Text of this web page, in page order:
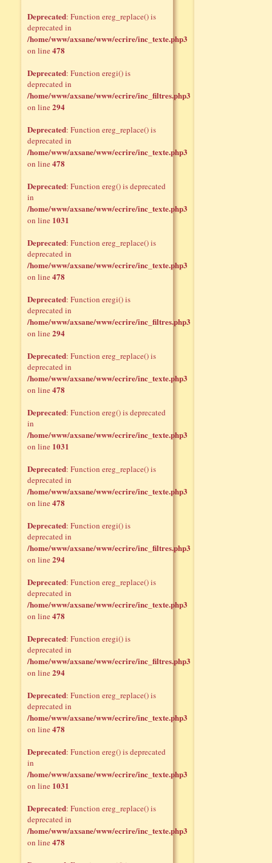
Deprecated: Function ereg_replace() is
deprecated in
/home/www/axsane/www/ecrire/inc_texte.php3
on line478
Deprecated: Function eregi() is
deprecated in
/home/www/axsane/www/ecrire/inc_filtres.php3
on line294
Deprecated: Function ereg_replace() is
deprecated in
/home/www/axsane/www/ecrire/inc_texte.php3
on line478
Deprecated: Function ereg() is deprecated
in
/home/www/axsane/www/ecrire/inc_texte.php3
on line 1031
Deprecated: Function ereg_replace() is
deprecated in
/home/www/axsane/www/ecrire/inc_texte.php3
on line478
Deprecated: Function eregi() is
deprecated in
/home/www/axsane/www/ecrire/inc_filtres.php3
on line294
Deprecated: Function ereg_replace() is
deprecated in
/home/www/axsane/www/ecrire/inc_texte.php3
on line478
Deprecated: Function ereg() is deprecated
in
/home/www/axsane/www/ecrire/inc_texte.php3
on line 1031
Deprecated: Function ereg_replace() is
deprecated in
/home/www/axsane/www/ecrire/inc_texte.php3
on line478
Deprecated: Function eregi() is
deprecated in
/home/www/axsane/www/ecrire/inc_filtres.php3
on line294
Deprecated: Function ereg_replace() is
deprecated in
/home/www/axsane/www/ecrire/inc_texte.php3
on line478
Deprecated: Function eregi() is
deprecated in
/home/www/axsane/www/ecrire/inc_filtres.php3
on line294
Deprecated: Function ereg_replace() is
deprecated in
/home/www/axsane/www/ecrire/inc_texte.php3
on line478
Deprecated: Function ereg() is deprecated
in
/home/www/axsane/www/ecrire/inc_texte.php3
on line 1031
Deprecated: Function ereg_replace() is
deprecated in
/home/www/axsane/www/ecrire/inc_texte.php3
on line478